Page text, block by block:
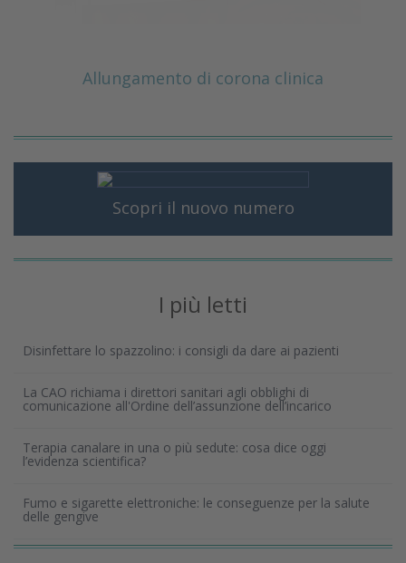
Allungamento di corona clinica
Scopri il nuovo numero
I più letti
Disinfettare lo spazzolino: i consigli da dare ai pazienti
La CAO richiama i direttori sanitari agli obblighi di
comunicazione all'Ordine dell’assunzione dell’incarico
Terapia canalare in una o più sedute: cosa dice oggi
l’evidenza scientifica?
Fumo e sigarette elettroniche: le conseguenze per la salute
delle gengive